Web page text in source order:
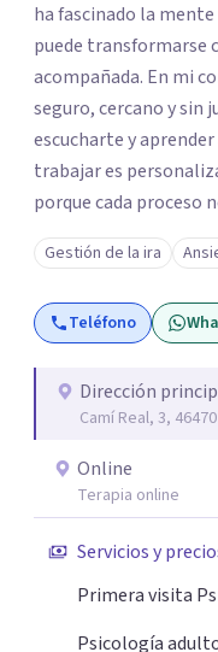
ha fascinado la
puede transformarse
acompañada. En mi consulta encontrarás un espacio
seguro, cercano y sin
escucharte y
trabajar es
porque cada proceso
objetivo es ayudarte
la relación contigo y
tranquila, equilibrada y
llegado hasta aquí, tal
cuidarte y elegirte.
Gestión de la ira
Teléfono
Dirección
Camí Real, 3,
Online
Terapia online
Servicios y
Primera visita
Psicología